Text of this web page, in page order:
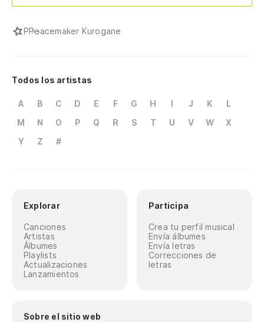
PPeacemaker Kurogane
Todos los artistas
A B C D E F G H I J K
L
M
N O P Q R S T U V W
X
Y
Z #
Explorar
Canciones
Artistas
Álbumes
Playlists
Actualizaciones
Lanzamientos
Participa
Crea tu perfil musical
Envía álbumes
Envía letras
Correcciones de
letras
Sobre el sitio web